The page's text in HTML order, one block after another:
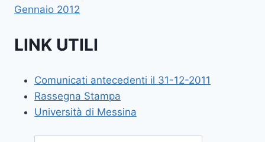
Gennaio 2012
LINK UTILI
Comunicati antecedenti il 31-12-2011
Rassegna Stampa
Università di Messina